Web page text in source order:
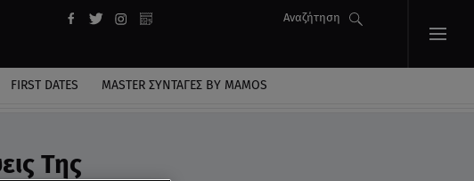
Αναζήτηση
FIRST DATES MASTER ΣΥΝΤΑΓΈΣ BY MAMOS
Της